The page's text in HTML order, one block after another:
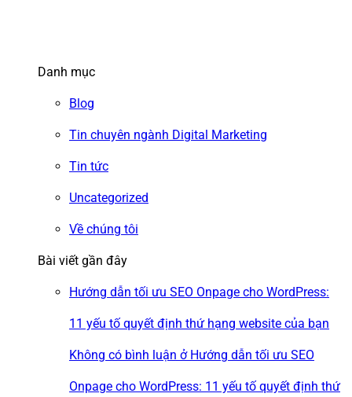
Danh mục
Blog
Tin chuyên ngành Digital Marketing
Tin tức
Uncategorized
Về chúng tôi
Bài viết gần đây
Hướng dẫn tối ưu SEO Onpage cho WordPress:
11 yếu tố quyết định thứ hạng website của bạn
Không có bình luận ở Hướng dẫn tối ưu SEO
Onpage cho WordPress: 11 yếu tố quyết định thứ